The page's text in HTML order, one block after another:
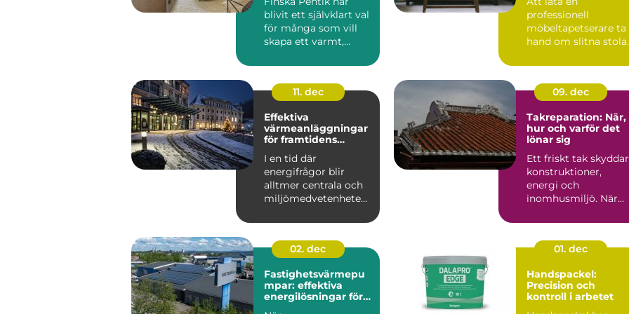
blivit ett självklart val
för många som vill
skapa ett varmt,
genomtän...
professionell
möbeltapetserare ta
hand om slitna
kan förva...
11. dec
Effektiva
värmeanläggningar
för framtidens
I en tid där
energifrågor blir
alltmer centrala och
miljömedvetenheten
09. dec
Takreparation: När,
hur och varför det
lönar sig
Ett friskt tak skyddar
konstruktioner,
energi och
inomhusmiljö. När
02. dec
Fastighetsvärmepu
mpar: effektiva
energilösningar för
01. dec
Handspackel:
Precision och
kontroll i arbetet